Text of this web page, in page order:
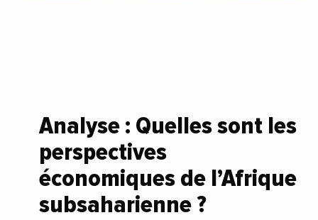
Analyse : Quelles sont les
perspectives
économiques de l’Afrique
subsaharienne ?